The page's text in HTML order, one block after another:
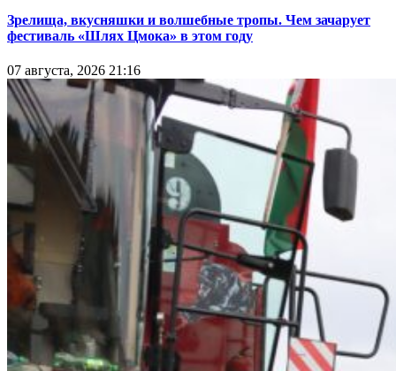
Зрелища, вкусняшки и волшебные тропы. Чем зачарует
фестиваль «Шлях Цмока» в этом году
07 августа, 2026 21:16